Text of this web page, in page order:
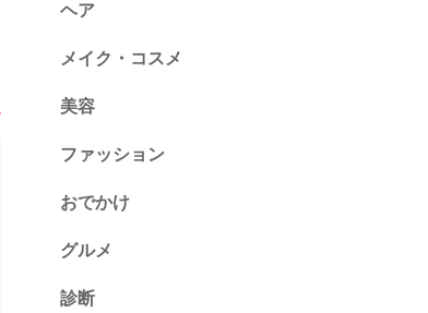
ヘア
メイク・コスメ
美容
ファッション
トレンド
ネイル
おでかけ
グルメ
診断